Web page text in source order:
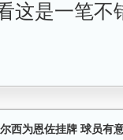
这是一笔不
西为恩佐挂牌 球员有